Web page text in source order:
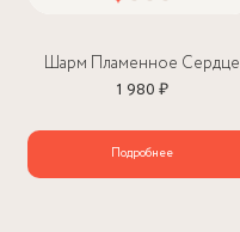
Шарм Пламенное Сердце
1 980 ₽
Подробнее